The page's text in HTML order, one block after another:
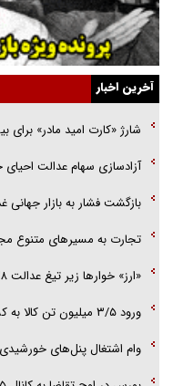
گفت‌وگو با آیت‌الله جاودان/
ارتقا می‌داد
راننده مست به قانون می‌خندد
همه آقای دوربینی شده‌ایم!
قصه ناتمام سرویس مدارس
آیا مقاومت فلسطین خلع‌سلاح
آخرین اخبار
شارژ «کارت امید مادر» برای بیش از ۲۵۷ هزار مادر
آزادسازی سهام عدالت احیای حقوق مالکانه
بازگشت فشار به بازار جهانی
تجارت به مسیر‌های متنوع
«ارز» خوار‌ها زیر تیغ عدالت ۲۸ نفر در پرونده تعهدات ارزی بازداشت شدند
ورود ۳/۵ میلیون تن کالا به کشور با قاعده «قبض انبار»
وام اشتغال پنل‌های